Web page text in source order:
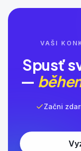
VAŠI
Spusť
—
Začni